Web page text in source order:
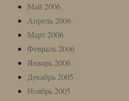
Май 2006
Апрель 2006
Март 2006
Февраль 2006
Январь 2006
Декабрь 2005
Ноябрь 2005